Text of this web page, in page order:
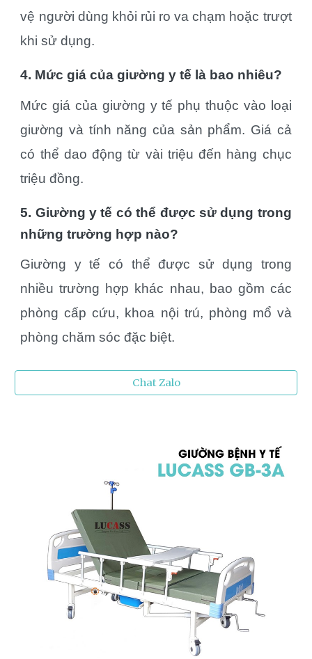
vệ người dùng khỏi rủi ro va chạm hoặc trượt
khi sử dụng.
4. Mức giá của giường y tế là bao nhiêu?
Mức giá của giường y tế phụ thuộc vào loại
giường và tính năng của sản phẩm. Giá cả
có thể dao động từ vài triệu đến hàng chục
triệu đồng.
5. Giường y tế có thể được sử dụng trong
những trường hợp nào?
Giường y tế có thể được sử dụng trong
nhiều trường hợp khác nhau, bao gồm các
phòng cấp cứu, khoa nội trú, phòng mổ và
phòng chăm sóc đặc biệt.
Chat Zalo